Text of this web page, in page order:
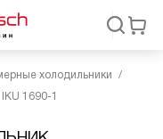
холодильники
1690-1